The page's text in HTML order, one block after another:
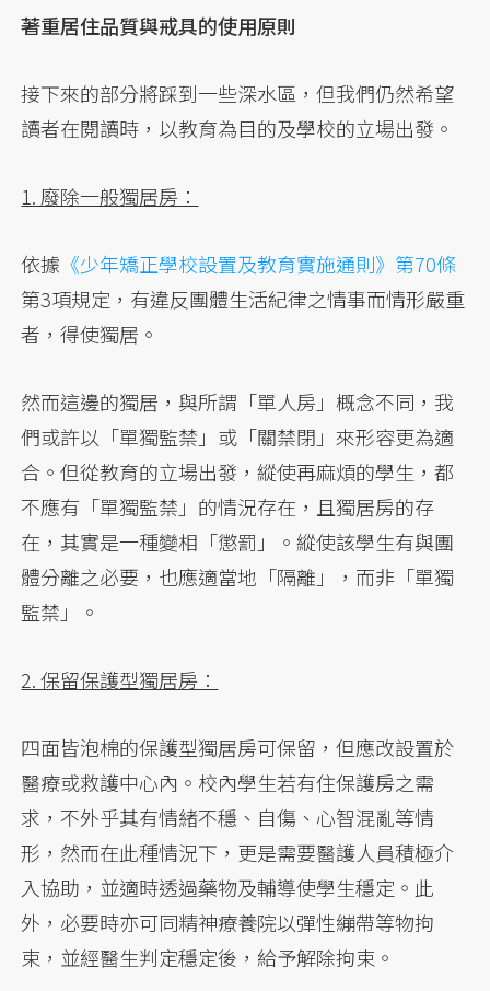
著重居住品質與戒具的使用原則
接下來的部分將踩到一些深水區，但我們仍然希望
讀者在閱讀時，以教育為目的及學校的立場出發。
1. 廢除一般獨居房：
依據 《少年矯正學校設置及教育實施通則》第70條
第3項規定，有違反團體生活紀律之情事而情形嚴重
者，得使獨居。
然而這邊的獨居，與所謂「單人房」概念不同，我
們或許以「單獨監禁」或「關禁閉」來形容更為適
合。但從教育的立場出發，縱使再麻煩的學生，都
不應有「單獨監禁」的情況存在，且獨居房的存
在，其實是一種變相「懲罰」。縱使該學生有與團
體分離之必要，也應適當地「隔離」，而非「單獨
監禁」。
2. 保留保護型獨居房：
四面皆泡棉的保護型獨居房可保留，但應改設置於
醫療或救護中心內。校內學生若有住保護房之需
求，不外乎其有情緒不穩、自傷、心智混亂等情
形，然而在此種情況下，更是需要醫護人員積極介
入協助，並適時透過藥物及輔導使學生穩定。此
外，必要時亦可同精神療養院以彈性繃帶等物拘
束，並經醫生判定穩定後，給予解除拘束。